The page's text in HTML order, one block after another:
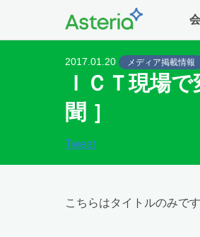
2017.01.20 メディア掲載情報
ＩＣＴ現場
聞 ］
Tweet
こちらはタイトルのみです